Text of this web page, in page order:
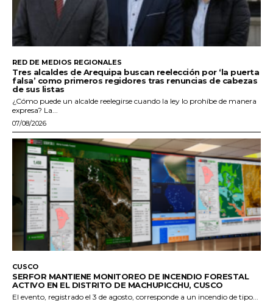
RED DE MEDIOS REGIONALES
Tres alcaldes de Arequipa buscan reelección por ‘la puerta
falsa’ como primeros regidores tras renuncias de cabezas
de sus listas
¿Cómo puede un alcalde reelegirse cuando la ley lo prohíbe de manera
expresa? La...
07/08/2026
CUSCO
SERFOR MANTIENE MONITOREO DE INCENDIO FORESTAL
ACTIVO EN EL DISTRITO DE MACHUPICCHU, CUSCO
El evento, registrado el 3 de agosto, corresponde a un incendio de tipo...